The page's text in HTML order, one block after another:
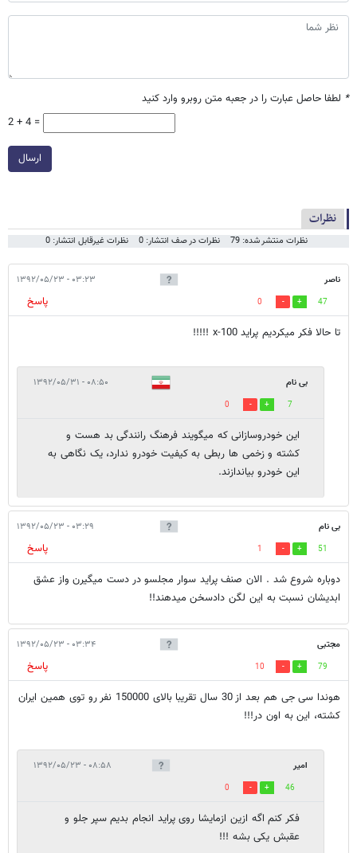
* لطفا حاصل عبارت را در جعبه متن روبرو وارد کنید
2 + 4 =
ارسال
نظرات
نظرات منتشر شده: 79 نظرات در صف انتشار: 0 نظرات غیرقابل انتشار: 0
ناصر ۰۳:۲۳ - ۱۳۹۲/۰۵/۲۳
47
0
پاسخ
تا حالا فکر میکردیم پراید x-100 !!!!!
بی نام ۰۸:۵۰ - ۱۳۹۲/۰۵/۳۱
7
0
این خودروسازانی که میگویند فرهنگ رانندگی بد هست و
کشته و زخمی ها ربطی به کیفیت خودرو ندارد، یک نگاهی به
این خودرو بیاندازند.
بی نام ۰۳:۲۹ - ۱۳۹۲/۰۵/۲۳
51
1
پاسخ
دوباره شروع شد . الان صنف پراید سوار مجلسو در دست میگیرن واز عشق
ابدیشان نسبت به این لگن دادسخن میدهند!!
مجتبی ۰۳:۳۴ - ۱۳۹۲/۰۵/۲۳
79
10
پاسخ
هوندا سی جی هم بعد از 30 سال تقریبا بالای 150000 نفر رو توی همین ایران
کشته، این به اون در!!!
امیر ۰۸:۵۸ - ۱۳۹۲/۰۵/۲۳
46
0
فکر کنم اگه ازین ازمایشا روی پراید انجام بدیم سپر جلو و
عقبش یکی بشه !!!